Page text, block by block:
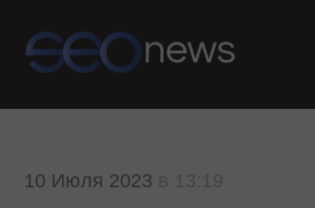
10 Июля 2023